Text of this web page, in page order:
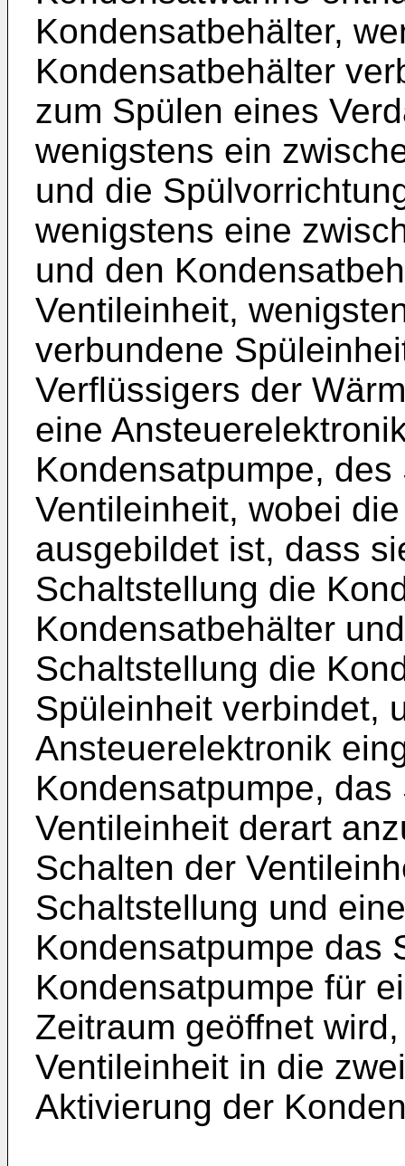
Kondensatbehälter,
Kondensatbehälter
zum Spülen eines
wenigstens ein
und die
wenigstens eine
und den
Ventileinheit,
verbundene
Verflüssigers der
eine
Kondensatpumpe,
Ventileinheit, wobei
ausgebildet ist, dass
Schaltstellung die
Kondensatbehälter
Schaltstellung die
Spüleinheit verbindet,
Ansteuerelektronik
Kondensatpumpe,
Ventileinheit derart
Schalten der
Schaltstellung und
Kondensatpumpe das
Kondensatpumpe für
Zeitraum geöffnet
Ventileinheit in die
Aktivierung der